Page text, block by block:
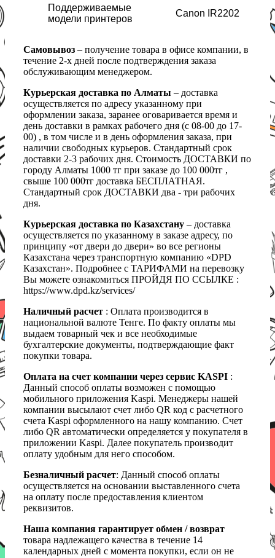
Поддерживаемые
модели принтеров
Canon IR2202
Самовывоз – получение товара в офисе компании, в
течение 2-х дней после подтверждения заказа
обслуживающим менеджером.
Курьерская доставка по Алматы – доставка
осуществляется по адресу указанному при
оформлении заказа, заранее оговаривается время и
день доставки в рамках рабочего дня (с 08-00 до 17-
00) , в том числе и в день оформления заказа, при
наличии свободных курьеров. Стандартный срок
доставки 2-3 рабочих дня. Стоимость ДОСТАВКИ по
городу Алматы 1000 тг при заказе до 100 000тг ,
свыше 100 000тг доставка БЕСПЛАТНАЯ.
Стандартный срок ДОСТАВКИ два - три рабочих
дня.
Курьерская доставка по Казахстану – доставка
осуществляется по указанному в заказе адресу, по
принципу «от двери до двери» во все регионы
Казахстана через транспортную компанию «DPD
Казахстан». Подробнее с ТАРИФАМИ на перевозку
Вы можете ознакомиться ПРОЙДЯ ПО ССЫЛКЕ :
https://www.dpd.kz/services/
Наличный расчет : Оплата производится в
национальной валюте Тенге. По факту оплаты мы
выдаем товарный чек и все необходимые
бухгалтерские документы, подтверждающие факт
покупки товара.
Оплата на счет компании через сервис KASPI :
Данный способ оплаты возможен с помощью
мобильного приложения Kaspi. Менеджеры нашей
компании высылают счет либо QR код с расчетного
счета Kaspi оформленного на нашу компанию. Счет
либо QR автоматически определяется у покупателя в
приложении Kaspi. Далее покупатель производит
оплату удобным для него способом.
Безналичный расчет: Данный способ оплаты
осуществляется на основании выставленного счета
на оплату после предоставления клиентом
реквизитов.
Наша компания гарантирует обмен / возврат
товара надлежащего качества в течение 14
календарных дней с момента покупки, если он не